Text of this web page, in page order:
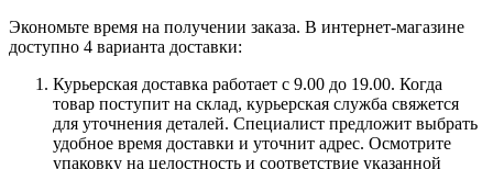
Экономьте время на получении заказа. В интернет-магазине
доступно 4 варианта доставки:
Курьерская доставка работает с 9.00 до 19.00. Когда
товар поступит на склад, курьерская служба свяжется
для уточнения деталей. Специалист предложит выбрать
удобное время доставки и уточнит адрес. Осмотрите
упаковку на целостность и соответствие указанной